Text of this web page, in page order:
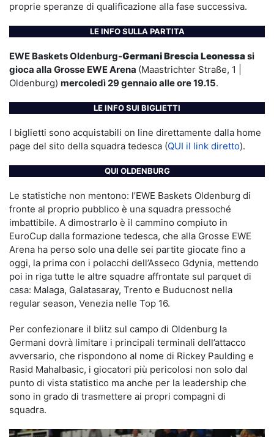
proprie speranze di qualificazione alla fase successiva.
LE INFO SULLA PARTITA
EWE Baskets Oldenburg-Germani Brescia Leonessasi
gioca alla Grosse EWE Arena (Maastrichter Straße, 1 |
Oldenburg) mercoledì 29 gennaio alle ore 19.15.
LE INFO SUI BIGLIETTI
I biglietti sono acquistabili on line direttamente dalla home
page del sito della squadra tedesca (QUI il link diretto).
QUI OLDENBURG
Le statistiche non mentono: l’EWE Baskets Oldenburg di
fronte al proprio pubblico è una squadra pressoché
imbattibile. A dimostrarlo è il cammino compiuto in
EuroCup dalla formazione tedesca, che alla Grosse EWE
Arena ha perso solo una delle sei partite giocate fino a
oggi, la prima con i polacchi dell’Asseco Gdynia, mettendo
poi in riga tutte le altre squadre affrontate sul parquet di
casa: Malaga, Galatasaray, Trento e Buducnost nella
regular season, Venezia nelle Top 16.
Per confezionare il blitz sul campo di Oldenburg la
Germani dovrà limitare i principali terminali dell’attacco
avversario, che rispondono al nome di Rickey Paulding e
Rasid Mahalbasic, i giocatori più pericolosi non solo dal
punto di vista statistico ma anche per la leadership che
sono in grado di trasmettere ai propri compagni di
squadra.